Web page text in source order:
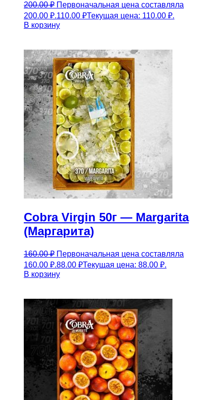
200.00₽ Первоначальная цена составляла
200.00 ₽.110.00 ₽Текущая цена: 110.00 ₽.
В корзину
Cobra Virgin 50г — Margarita
(Маргарита)
160.00₽ Первоначальная цена составляла
160.00 ₽.88.00 ₽Текущая цена: 88.00 ₽.
В корзину